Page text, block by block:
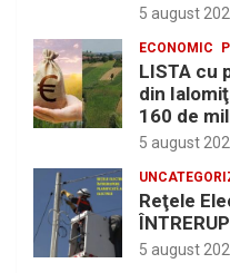
5 august
ECONOMIC
LISTA cu
din
160 de
5 august
Reţele
5 august